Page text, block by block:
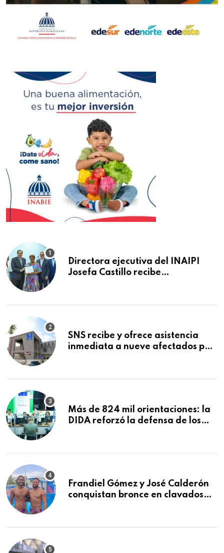
Directora ejecutiva del INAIPI
Josefa Castillo recibe
SNS recibe y ofrece asistencia
inmediata a nueve afectados por
Macorís
Más de 824 mil orientaciones: la
DIDA reforzó la defensa de los
Frandiel Gómez y José Calderón
conquistan bronce en clavados